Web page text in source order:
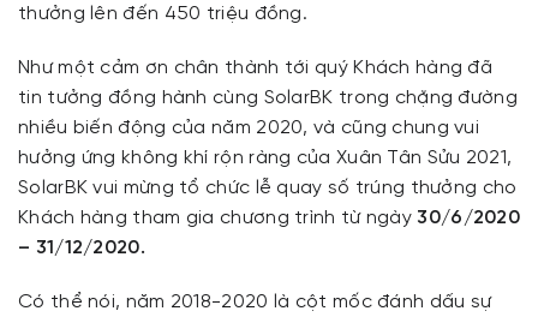
thưởng lên đến 450 triệu đồng.
Như một cảm ơn chân thành tới quý Khách hàng đã
tin tưởng đồng hành cùng SolarBK trong chặng đường
nhiều biến động của năm 2020, và cũng chung vui
hưởng ứng không khí rộn ràng của Xuân Tân Sửu 2021,
SolarBK vui mừng tổ chức lễ quay số trúng thưởng cho
Khách hàng tham gia chương trình từ ngày 30/6/2020
– 31/12/2020.
Có thể nói, năm 2018-2020 là cột mốc đánh dấu sự